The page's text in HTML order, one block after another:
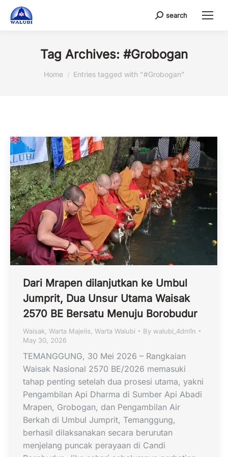
Search:
search
Tag Archives: #Grobogan
You are here:
Home Entries tagged with "#Grobogan"
Dari Mrapen dilanjutkan ke Umbul
Jumprit, Dua Unsur Utama Waisak
2570 BE Bersatu Menuju Borobudur
Waisak, Warta Majelis, Warta Walubi By walubi_4dm1n
May 30, 2026
TEMANGGUNG, 30 Mei 2026 – Rangkaian
Waisak Nasional 2570 BE/2026 memasuki
tahap penting setelah dua prosesi utama, yakni
Pengambilan Api Dharma di Sumber Api Abadi
Mrapen, Grobogan, dan Pengambilan Air
Berkah di Umbul Jumprit, Temanggung,
berhasil dilaksanakan secara berurutan
menjelang puncak perayaan di Candi